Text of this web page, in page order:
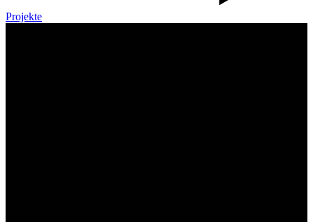
Projekte